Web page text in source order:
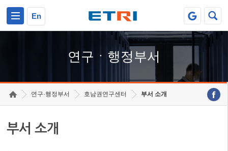
En
연구ㆍ행정부서
연구·행정부서 호남권연구센터 부서 소개
부서 소개